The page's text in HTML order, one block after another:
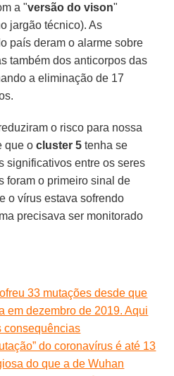
a "versão do vison"
jargão técnico). As
país deram o alarme sobre
também dos anticorpos das
a eliminação de 17
o risco para nossa
que ocluster 5 tenha se
significativos entre os seres
foram o primeiro sinal de
o vírus estava sofrendo
precisava ser monitorado
33 mutações desde que
em dezembro de 2019. Aqui
consequências
do coronavírus é até 13
do que a de Wuhan